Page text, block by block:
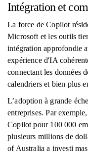
Intégration et
La force de Copilot
Microsoft et les outils
intégration approfondie
expérience d'IA
connectant les données
calendriers et bien plus
L’adoption à grande
entreprises. Par
Copilot pour 100 000
plusieurs millions de
of Australia a investi